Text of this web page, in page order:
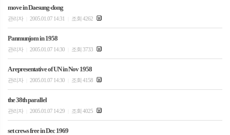
move in Daesung-dong
관리자 2005.01.07 14:31 조회 4262
Panmunjom in 1958
관리자 2005.01.07 14:30 조회 3733
A representative of UN in Nov 1958
관리자 2005.01.07 14:30 조회 4158
the 38th parallel
관리자 2005.01.07 14:29 조회 4025
set crews free in Dec 1969